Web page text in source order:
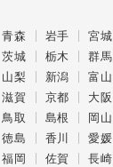
青森 岩手 宮城
茨城 栃木 群馬
山梨 新潟 富山
滋賀 京都 大阪
鳥取 島根 岡山
徳島 香川 愛媛
福岡 佐賀 長崎